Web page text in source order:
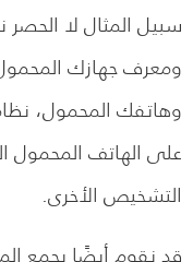
سبيل المثال لا الحصر
وهاتفك المحمول،
على الهاتف المحمول
التشخيص الأخرى.
قد نقوم أيضًا بجمع